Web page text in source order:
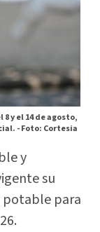
y el 14 de agosto,
-Foto: Cortesia
y
su
potable para